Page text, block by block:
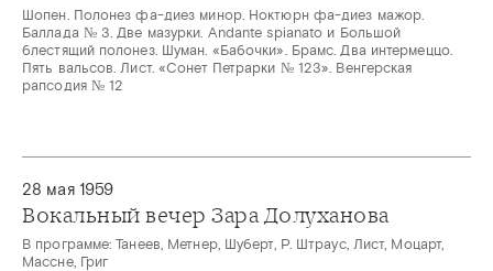
Шопен. Полонез фа-диез минор. Ноктюрн фа-диез мажор.
Баллада № 3. Две мазурки. Andante spianato и Большой
блестящий полонез. Шуман. «Бабочки». Брамс. Два интермеццо.
Пять вальсов. Лист. «Сонет Петрарки № 123». Венгерская
рапсодия № 12
28 мая 1959
Вокальный вечер Зара Долуханова
В программе: Танеев, Метнер, Шуберт, Р. Штраус, Лист, Моцарт,
Массне, Григ